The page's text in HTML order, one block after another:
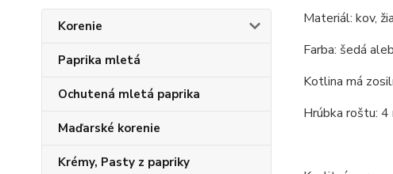
Korenie
Paprika mletá
Ochutená mletá paprika
Maďarské korenie
Krémy, Pasty z papriky
Materiál: kov,
Farba: šedá
Kotlina má
Hrúbka roštu: 4